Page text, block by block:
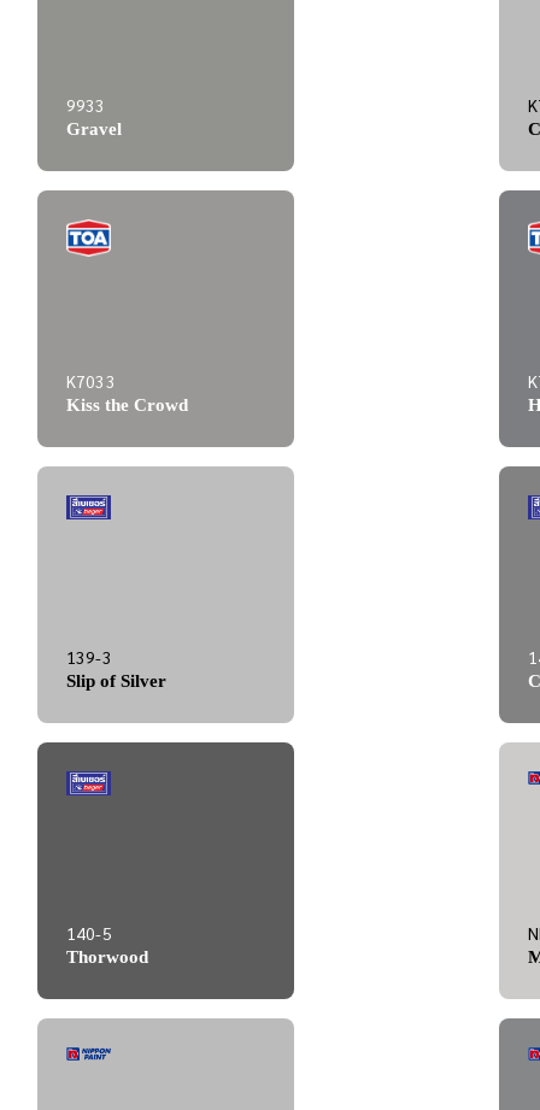
9933
Gravel
K7033
Kiss the Crowd
139-3
Slip of Silver
140-5
Thorwood